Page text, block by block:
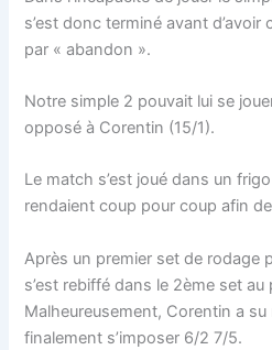
s’est donc terminé avant
par « abandon ».
Notre simple 2 pouvait lui se
opposé à Corentin (15/1).
Le match s’est joué dans un
rendaient coup pour coup afin
Après un premier set de rodage
s’est rebiffé dans le 2ème set au
Malheureusement, Corentin a
finalement s’imposer 6/2 7/5.